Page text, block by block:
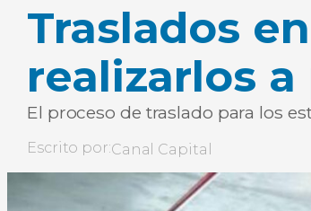
Traslados
realizarlos
El proceso de traslado para los
Escrito por:Canal Capital